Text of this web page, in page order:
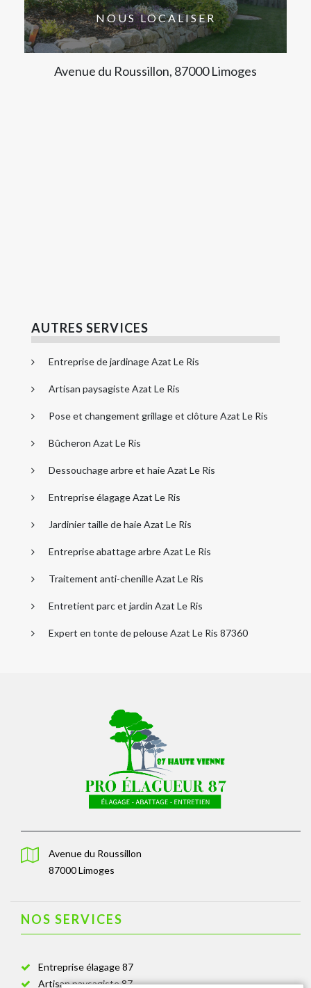
NOUS LOCALISER
Avenue du Roussillon, 87000 Limoges
AUTRES SERVICES
Entreprise de jardinage Azat Le Ris
Artisan paysagiste Azat Le Ris
Pose et changement grillage et clôture Azat Le Ris
Bûcheron Azat Le Ris
Dessouchage arbre et haie Azat Le Ris
Entreprise élagage Azat Le Ris
Jardinier taille de haie Azat Le Ris
Entreprise abattage arbre Azat Le Ris
Traitement anti-chenille Azat Le Ris
Entretient parc et jardin Azat Le Ris
Expert en tonte de pelouse Azat Le Ris 87360
Avenue du Roussillon
87000 Limoges
NOS SERVICES
Entreprise élagage 87
Artisan paysagiste 87